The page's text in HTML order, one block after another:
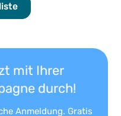
mit Ihrer
durch!
Anmeldung. Gratis